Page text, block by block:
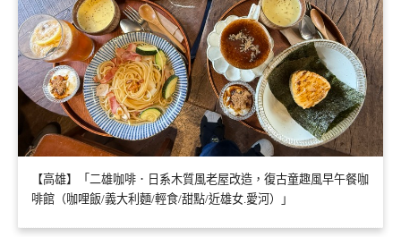
【高雄】「二雄咖啡．日系木質風老屋改造，復古童趣風早午餐咖
啡館（咖哩飯/義大利麵/輕食/甜點/近雄女.愛河）」